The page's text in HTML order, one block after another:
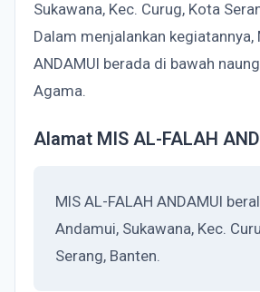
Sukawana, Kec. Curug, Kota
Dalam menjalankan kegiatannya,
ANDAMUI berada di bawah
Agama.
Alamat MIS AL-FALAH
MIS AL-FALAH ANDAMUI
Andamui, Sukawana, Kec.
Serang, Banten.